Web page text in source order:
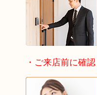
・ご来店前に確